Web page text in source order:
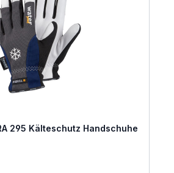
295 Kälteschutz Handschuhe